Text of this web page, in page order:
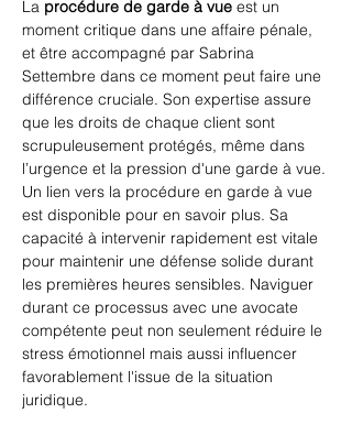
La procédure de garde à vue est un
moment critique dans une affaire pénale,
et être accompagné par Sabrina
Settembre dans ce moment peut faire une
différence cruciale. Son expertise assure
que les droits de chaque client sont
scrupuleusement protégés, même dans
l’urgence et la pression d'une garde à vue.
Un lien vers la procédure en garde à vue
est disponible pour en savoir plus. Sa
capacité à intervenir rapidement est vitale
pour maintenir une défense solide durant
les premières heures sensibles. Naviguer
durant ce processus avec une avocate
compétente peut non seulement réduire le
stress émotionnel mais aussi influencer
favorablement l'issue de la situation
juridique.